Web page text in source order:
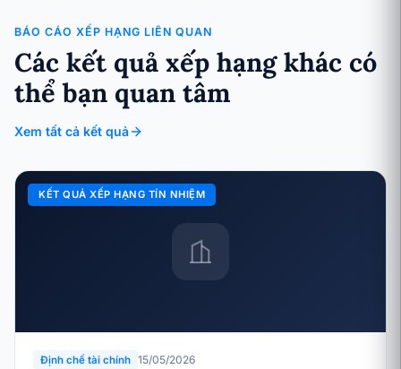
BÁO CÁO XẾP HẠNG LIÊN QUAN
Các kết quả xếp hạng khác có
thể bạn quan tâm
Xem tất cả kết quả
KẾT QUẢ XẾP HẠNG TÍN NHIỆM
Định chế tài chính 15/05/2026